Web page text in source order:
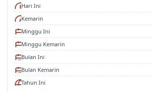
Kemarin
Minggu Ini
Minggu Kemarin
Bulan Ini
Bulan Kemarin
Tahun Ini